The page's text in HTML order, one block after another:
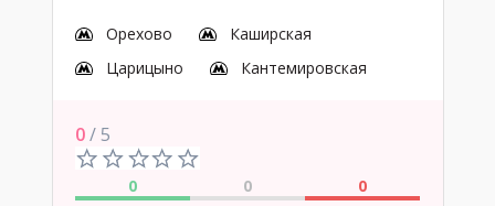
Орехово
Каширская
Царицыно
Кантемировская
0/ 5
0 0 0